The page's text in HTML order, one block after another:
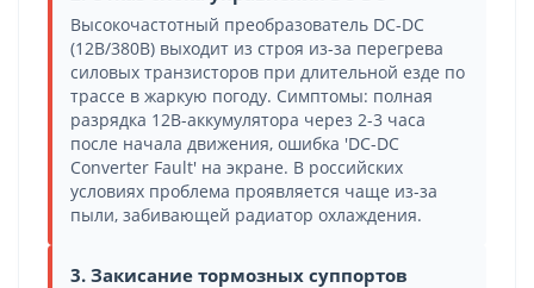
Высокочастотный преобразователь DC-DC
(12В/380В) выходит из строя из-за перегрева
силовых транзисторов при длительной езде по
трассе в жаркую погоду. Симптомы: полная
разрядка 12В-аккумулятора через 2-3 часа
после начала движения, ошибка 'DC-DC
Converter Fault' на экране. В российских
условиях проблема проявляется чаще из-за
пыли, забивающей радиатор охлаждения.
3. Закисание тормозных суппортов